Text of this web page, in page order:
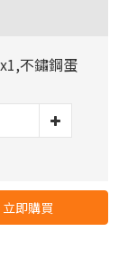
不鏽鋼蛋
立即購買